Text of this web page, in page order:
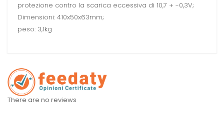
protezione contro la scarica eccessiva di 10,7 + -0,3V;
Dimensioni: 410x50x63mm;
peso: 3,1kg
There are no reviews